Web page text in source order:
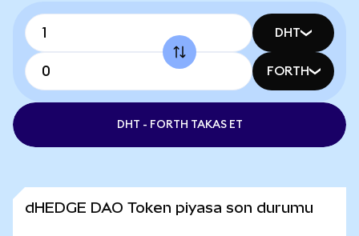
DHT
FORTH
DHT - FORTH TAKAS ET
dHEDGE DAO Token piyasa son durumu